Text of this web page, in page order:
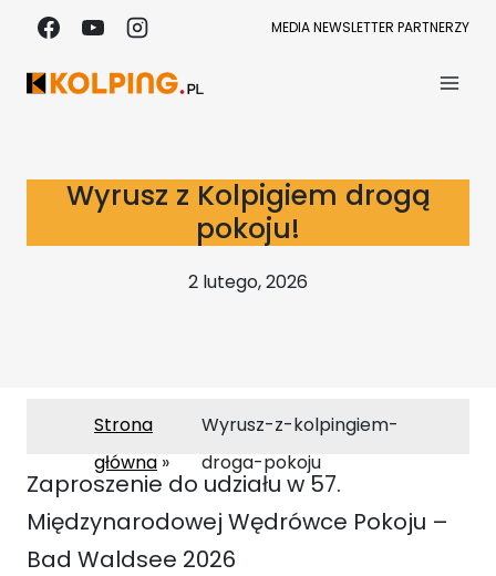
Przejdź
treści
MEDIANEWSLETTER PARTNERZY
Wyrusz z Kolpigiem drogą
pokoju!
2 lutego, 2026
Strona
główna
Wyrusz-z-kolpingiem-
droga-pokoju
Zaproszenie do udziału w 57.
Międzynarodowej Wędrówce Pokoju –
Bad Waldsee 2026